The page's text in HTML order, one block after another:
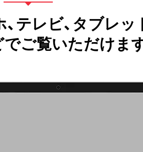
テレビ、タブレッ
ご覧いただけま